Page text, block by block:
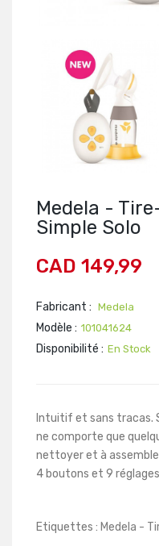
Medela -
Simple Solo
CAD 149,99
Fabricant : Medela
Modèle : 101041624
Disponibilité : En Stock
Intuitif et sans tracas.
ne comporte que
nettoyer et à
4 boutons et 9
Etiquettes : Medela -